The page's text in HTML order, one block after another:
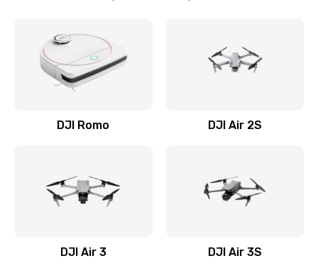
DJI Romo DJI Air 2S
DJI Air 3 DJI Air 3S